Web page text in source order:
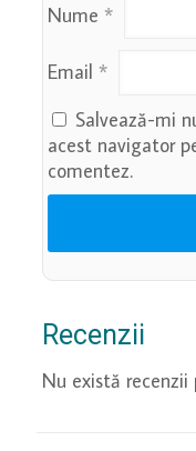
Nume *
Email *
Salvează-mi
acest navigator
comentez.
Recenzii
Nu există recenzii